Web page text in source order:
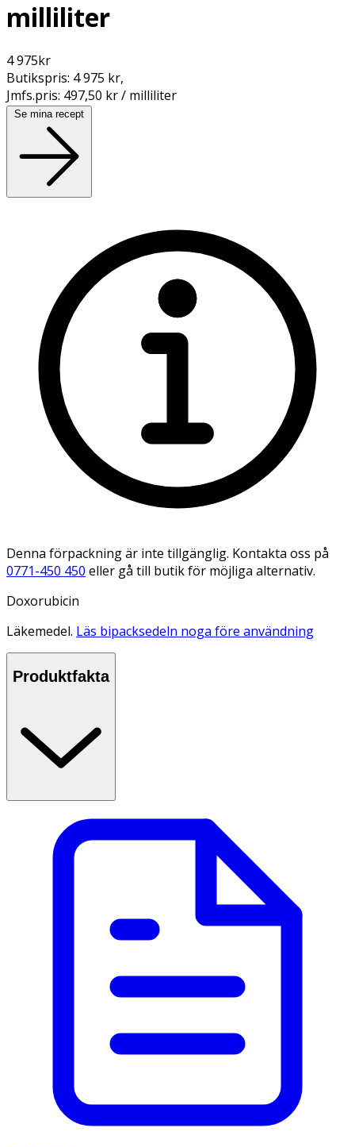
milliliter
4 975kr
Butikspris: 4 975 kr,
Jmfs.pris: 497,50 kr / milliliter
Se mina recept
Denna förpackning är inte tillgänglig. Kontakta oss på
0771-450 450 eller gå till butik för möjliga alternativ.
Doxorubicin
Läkemedel. Läs bipacksedeln noga före användning
Produktfakta